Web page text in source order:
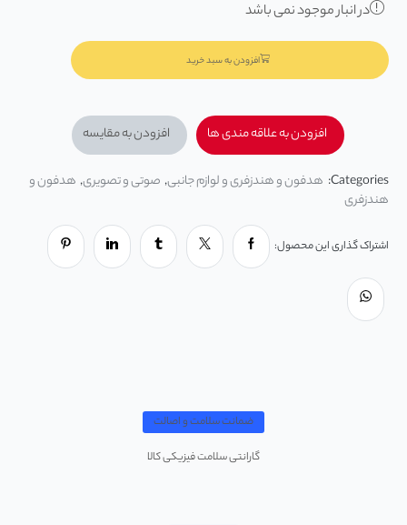
در انبار موجود نمی باشد
افزودن به سبد خرید
افزودن به علاقه مندی ها افزودن به مقایسه
Categories: هدفون و هندزفری و لوازم جانبی, صوتی و تصویری, هدفون و
هندزفری
اشتراک گذاری این محصول:
ضمانت سلامت و اصالت
گارانتی سلامت فیزیکی کالا